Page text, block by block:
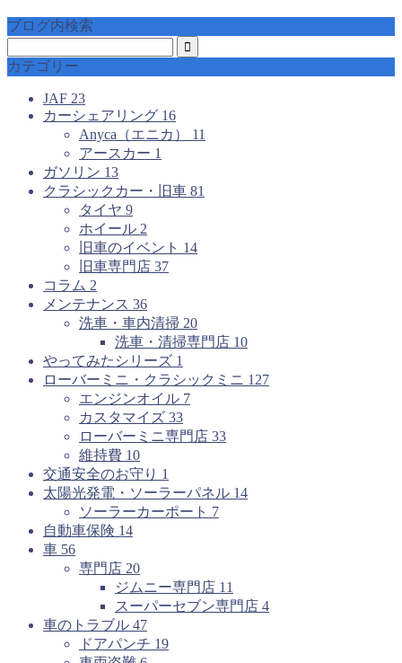
ブログ内検索
カテゴリー
JAF 23
カーシェアリング 16
Anyca（エニカ） 11
アースカー 1
ガソリン 13
クラシックカー・旧車 81
タイヤ 9
ホイール 2
旧車のイベント 14
旧車専門店 37
コラム 2
メンテナンス 36
洗車・車内清掃 20
洗車・清掃専門店 10
やってみたシリーズ 1
ローバーミニ・クラシックミニ 127
エンジンオイル 7
カスタマイズ 33
ローバーミニ専門店 33
維持費 10
交通安全のお守り 1
太陽光発電・ソーラーパネル 14
ソーラーカーポート 7
自動車保険 14
車 56
専門店 20
ジムニー専門店 11
スーパーセブン専門店 4
車のトラブル 47
ドアパンチ 19